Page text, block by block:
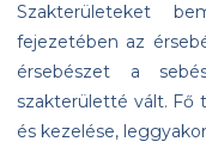
Szakterületeket
fejezetében az
érsebészet a
szakterületté vált. Fő
és kezelése,